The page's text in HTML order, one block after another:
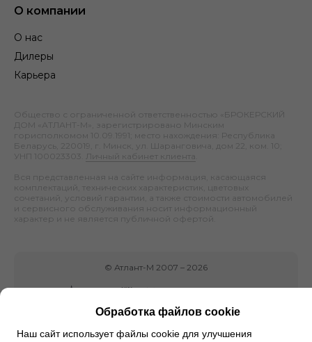
О компании
О нас
Дилеры
Карьера
Общество с ограниченной ответственностью «БРОКЕРСКИЙ
ДОМ «АТЛАНТ-М», зарегистрировано Минским
горисполкомом 10.09.1991; место нахождения: Республика
Беларусь, 220019, г. Минск, ул. Шаранговича, дом 22, ком. 10;
УНП 100023303.
Личный кабинет клиента
Вся представленная на сайте информация, касающаяся
комплектаций, технических характеристик, цветовых
сочетаний, условий гарантии, а также стоимости автомобилей
и сервисного обслуживания носит информационный
характер и не является публичной офертой.
© Атлант-М 2007 – 2026
Обработка файлов cookie
Наш сайт использует файлы cookie для улучшения